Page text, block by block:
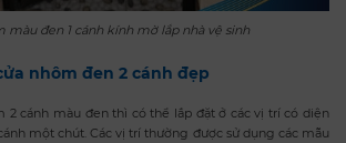
màu đen 1 cánh kính mờ lắp nhà vệ sinh
nhôm đen 2 cánh đẹp
2 cánh màu đen thì có thể lắp đặt ở các vị trí có diện
một chút. Các vị trí thường được sử dụng các mẫu